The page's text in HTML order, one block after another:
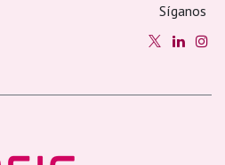
Síganos